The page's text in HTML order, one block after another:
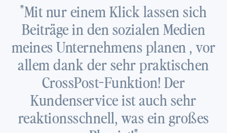
"Mit nur einem Klick lassen sich
Beiträge in den sozialen Medien
meines Unternehmens planen , vor
allem dank der sehr praktischen
CrossPost-Funktion! Der
Kundenservice ist auch sehr
reaktionsschnell, was ein großes